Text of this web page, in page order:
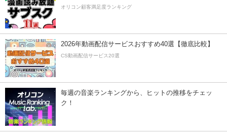
オリコン顧客満足度ランキング
2026年動画配信サービスおすすめ40選【徹底比較】
CS動画配信サービス20選
毎週の音楽ランキングから、ヒットの推移をチェッ
ク！